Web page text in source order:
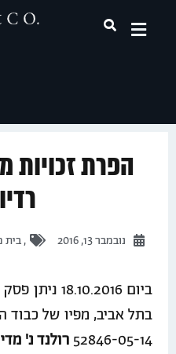
הפרת זכויות
נובמבר 13, 2016 ,
ביום
בתל אביב, מפיו של כבוד
52846-05-14רולנד נ'